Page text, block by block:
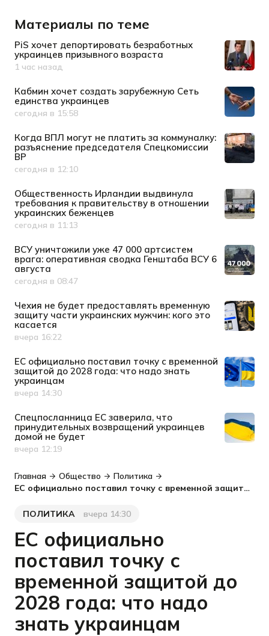
Материалы по теме
PiS хочет депортировать безработных
украинцев призывного возраста
Дата публикации
1 час назад
Кабмин хочет создать зарубежную Сеть
единства украинцев
Дата публикации
сегодня в 15:58
Когда ВПЛ могут не платить за коммуналку:
разъяснение председателя Спецкомиссии
ВР
Дата публикации
сегодня в 12:10
Общественность Ирландии выдвинула
требования к правительству в отношении
украинских беженцев
Дата публикации
сегодня в 11:13
ВСУ уничтожили уже 47 000 артсистем
врага: оперативная сводка Генштаба ВСУ 6
августа
Дата публикации
сегодня в 08:47
Чехия не будет предоставлять временную
защиту части украинских мужчин: кого это
касается
Дата публикации
вчера 16:22
ЕС официально поставил точку с временной
защитой до 2028 года: что надо знать
украинцам
Дата публикации
вчера 14:30
Спецпосланница ЕС заверила, что
принудительных возвращений украинцев
домой не будет
Дата публикации
вчера 12:19
Главная Общество
Политика
ЕС официально поставил точку с временной защитой до 2028 года: что надо знать украинцам
Категория
ПОЛИТИКА
Дата публикации
вчера 14:30
ЕС официально
поставил точку с
временной защитой до
2028 года: что надо
знать украинцам